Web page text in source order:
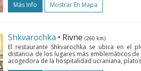
Más Info
Mostrar En Mapa
Shkvarochka • Rivne (260 km)
El restaurante Shkvarochka se ubica en el
distancia de los lugares más emblemáticos
acogedora de la hospitalidad ucraniana,